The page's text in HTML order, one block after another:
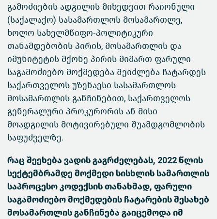
გამოძიების ადგილის მიხედვით რაიონული
(საქალაქო) სასამართლოს მოსამართლე,
ხოლო სახელმწიფო-პოლიტიკური
თანამდებობის პირის, მოსამართლის და
იმუნიტეტის მქონე პირის მიმართ ფარული
საგამოძიებო მოქმედება შეიძლება ჩატარდეს
საქართველოს უზენაესი სასამართლოს
მოსამართლის განჩინებით, საქართველოს
გენერალური პროკურორის ან მისი
მოადგილის მოტივირებული შუამდგომლობის
საფუძველზე.
რაც შეეხება ვადის გაგრძელებას, 2022 წლის
სექტემბრამდე მოქმედი სისხლის სამართლის
საპროცესო კოდექსის თანახმად, ფარული
საგამოძიებო მოქმედების ჩატარების შესახებ
მოსამართლის განჩინება გაიცემოდა იმ